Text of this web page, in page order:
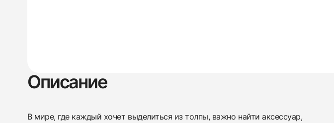
Описание
В мире, где каждый хочет выделиться из толпы, важно найти аксессуар,